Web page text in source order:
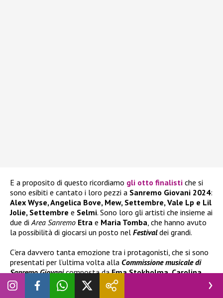
E a proposito di questo ricordiamo gli otto finalisti che si
sono esibiti e cantato i loro pezzi a Sanremo Giovani 2024:
Alex Wyse, Angelica Bove, Mew, Settembre, Vale Lp e Lil
Jolie, Settembre e Selmi. Sono loro gli artisti che insieme ai
due diArea Sanremo Etra e Maria Tomba, che hanno avuto
la possibilità di giocarsi un posto nel Festivaldei grandi.
C’era davvero tanta emozione tra i protagonisti, che si sono
presentati per l’ultima volta alla Commissione musicale di
Sanremo Giovanicomposta daEma Stokholma, Carolina
Rey, Manola Moslehi, Enrico Cremonesi
Battaglia.
Con loro anche i “giurati fuori onda”
e